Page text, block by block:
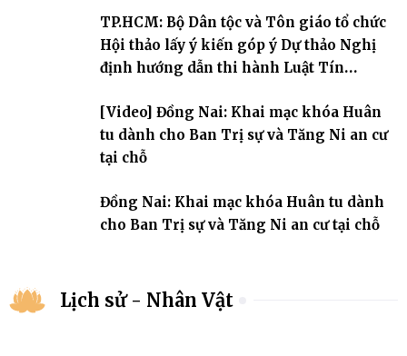
chỗ khu vực VII, VIII và trường hạ chùa Quốc Ân Khải Tường.
TP.HCM: Bộ Dân tộc và Tôn giáo tổ chức
Hội thảo lấy ý kiến góp ý Dự thảo Nghị
định hướng dẫn thi hành Luật Tín
[Video] Đồng Nai: Khai mạc khóa Huân
tu dành cho Ban Trị sự và Tăng Ni an cư
tại chỗ
Đồng Nai: Khai mạc khóa Huân tu dành
cho Ban Trị sự và Tăng Ni an cư tại chỗ
Lịch sử - Nhân Vật